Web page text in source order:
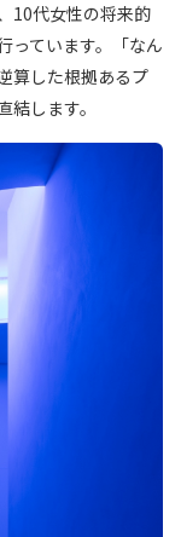
10代女性の将来的
っています。「なん
算した根拠あるプ
します。